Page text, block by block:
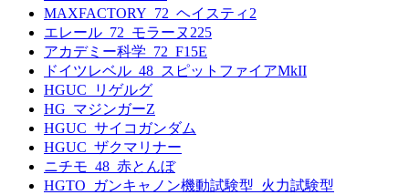
MAXFACTORY_72_ヘイスティ2
エレール_72_モラーヌ225
アカデミー科学_72_F15E
ドイツレベル_48_スピットファイアMkII
HGUC_リゲルグ
HG_マジンガーZ
HGUC_サイコガンダム
HGUC_ザクマリナー
ニチモ_48_赤とんぼ
HGTO_ガンキャノン機動試験型_火力試験型